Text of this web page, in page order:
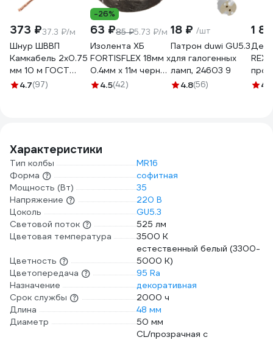
373 ₽37.3 ₽/м
Шнур ШВВП
Камкабель 2x0.75
мм 10 м ГОСТ
231ЯA20C0000Ъ600010М
4.7(97)
-26%
63 ₽85 ₽5.73 ₽/м
Изолента ХБ
FORTISFLEX 18мм х
0.4мм х 11м черная
71242
4.5(42)
18 ₽ /шт
Патрон duwi GU5.3
для галогенных
ламп, 24603 9
4.8(56)
1
4.2
Характеристики
Тип колбы
MR16
Форма
софитная
Мощность (Вт)
35
Напряжение
220 В
Цоколь
GU5.3
Световой поток
525 лм
Цветовая температура
3500 К
Цветность
естественный белый (3300-
5000 К)
Цветопередача
95 Ra
Назначение
декоративная
Срок службы
2000 ч
Длина
48 мм
Диаметр
50 мм
CL/прозрачная с